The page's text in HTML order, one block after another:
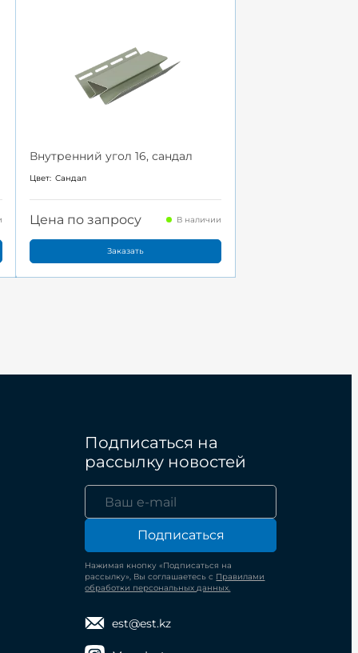
Внутренний угол 16, сандал
Цвет: Сандал
Цена по запросу В наличии
Заказать
Подписаться на
рассылку новостей
Подписаться
Нажимая кнопку «Подписаться на
рассылку», Вы соглашаетесь с Правилами
обработки персональных данных.
est@est.kz